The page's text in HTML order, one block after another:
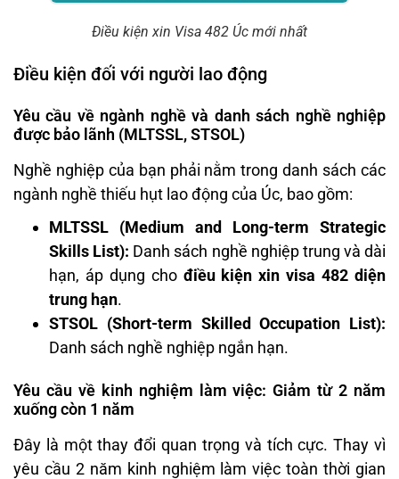
Điều kiện xin Visa 482 Úc mới nhất
Điều kiện đối với người lao động
Yêu cầu về ngành nghề và danh sách nghề nghiệp
được bảo lãnh (MLTSSL, STSOL)
Nghề nghiệp của bạn phải nằm trong danh sách các
ngành nghề thiếu hụt lao động của Úc, bao gồm:
MLTSSL (Medium and Long-term Strategic
Skills List): Danh sách nghề nghiệp trung và dài
hạn, áp dụng cho điều kiện xin visa 482 diện
trung hạn.
STSOL (Short-term Skilled Occupation List):
Danh sách nghề nghiệp ngắn hạn.
Yêu cầu về kinh nghiệm làm việc: Giảm từ 2 năm
xuống còn 1 năm
Đây là một thay đổi quan trọng và tích cực. Thay vì
yêu cầu 2 năm kinh nghiệm làm việc toàn thời gian